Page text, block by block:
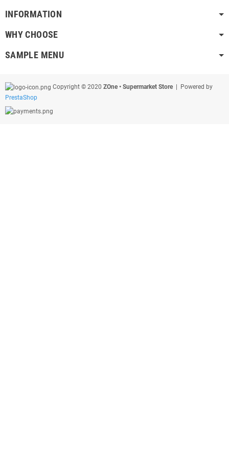
INFORMATION
WHY CHOOSE
SAMPLE MENU
Copyright © 2020 ZOne • Supermarket Store| Powered by
PrestaShop